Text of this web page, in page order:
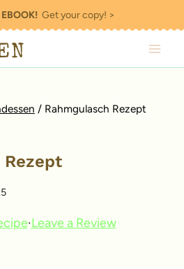
EBOOK!Get your copy! >
/ Rahmgulasch Rezept
Rezept
·Leave a Review